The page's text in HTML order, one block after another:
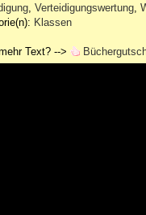
Verteidigungswertung
Klassen
Text? -->